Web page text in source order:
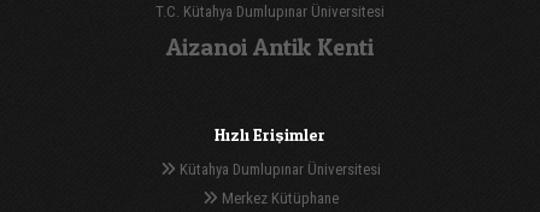
T.C. Kütahya Dumlupınar Üniversitesi
Aizanoi Antik Kenti
Hızlı Erişimler
Kütahya Dumlupınar Üniversitesi
Merkez Kütüphane